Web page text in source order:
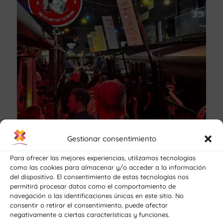
Gestionar consentimiento
Para ofrecer las mejores experiencias, utilizamos tecnologías
como las cookies para almacenar y/o acceder a la información
del dispositivo. El consentimiento de estas tecnologías nos
permitirá procesar datos como el comportamiento de
navegación o las identificaciones únicas en este sitio. No
consentir o retirar el consentimiento, puede afectar
negativamente a ciertas características y funciones.
Este pequeño club nocturno, ubicado a